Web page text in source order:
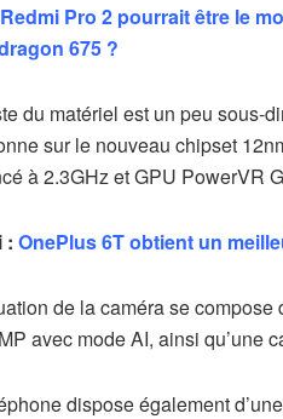
Redmi Pro 2 pourrait être le
675 ?
du matériel est un peu sous-
sur le nouveau chipset
à 2.3GHz et GPU PowerVR
: OnePlus 6T obtient un
de la caméra se compose
avec mode AI, ainsi qu’une
dispose également